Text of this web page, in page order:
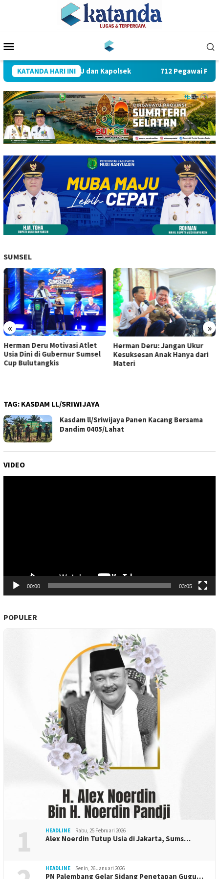
Mobile
KATANDA HARI INI
Sejumlah PJU dan Kapolsek 712 Pegawai PLN UID
SUMSEL
« »
Herman Deru Motivasi Atlet
Usia Dini di Gubernur Sumsel
Cup Bulutangkis
Herman Deru: Jangan Ukur
Kesuksesan Anak Hanya dari
Materi
TAG: KASDAM LL/SRIWIJAYA
Kasdam ll/Sriwijaya Panen Kacang Bersama
Dandim 0405/Lahat
VIDEO
00:00 03:05
POPULER
1 HEADLINE Rabu, 25 Februari 2026
Alex Noerdin Tutup Usia di Jakarta, Sums…
HEADLINE Senin, 26 Januari 2026
PN Palembang Gelar Sidang Penetapan Gugu…